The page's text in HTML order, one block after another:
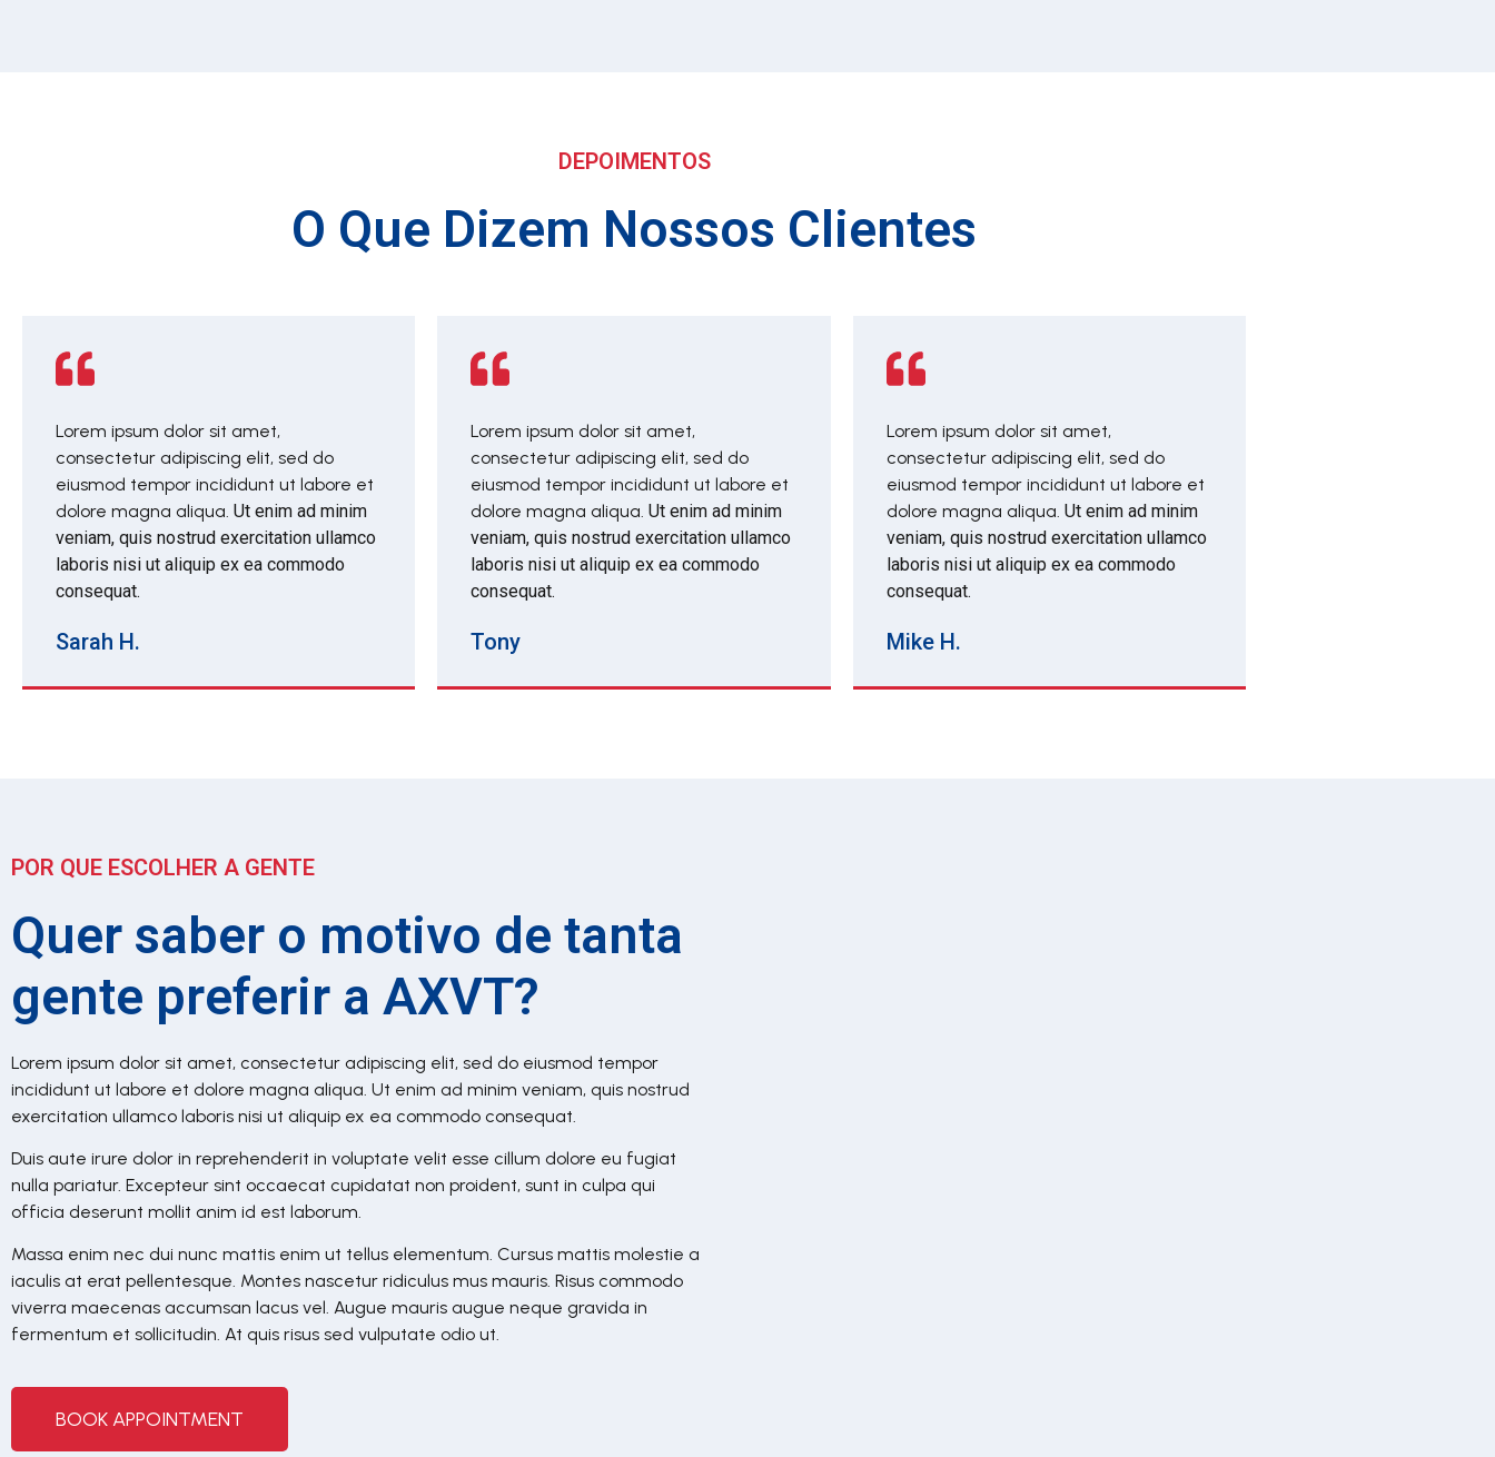
DEPOIMENTOS
O Que Dizem Nossos Clientes
Lorem ipsum dolor sit amet,
consectetur adipiscing elit, sed do
eiusmod tempor incididunt ut labore et
dolore magna aliqua. Ut enim ad minim
veniam, quis nostrud exercitation ullamco
laboris nisi ut aliquip ex ea commodo
consequat.
Sarah H.
Lorem ipsum dolor sit amet,
consectetur adipiscing elit, sed do
eiusmod tempor incididunt ut labore et
dolore magna aliqua.Ut enim ad minim
veniam, quis nostrud exercitation ullamco
laboris nisi ut aliquip ex ea commodo
consequat.
Tony
Lorem ipsum dolor sit amet,
consectetur adipiscing elit, sed do
eiusmod tempor incididunt ut labore et
dolore magna aliqua. Ut enim ad minim
veniam, quis nostrud exercitation ullamco
laboris nisi ut aliquip ex ea commodo
consequat.
Mike H.
POR QUE ESCOLHER A GENTE
Quer saber o motivo de tanta
gente preferir a AXVT?
Lorem ipsum dolor sit amet, consectetur adipiscing elit, sed do eiusmod tempor
incididunt ut labore et dolore magna aliqua. Ut enim ad minim veniam, quis nostrud
exercitation ullamco laboris nisi ut aliquip ex ea commodo consequat.
Duis aute irure dolor in reprehenderit in voluptate velit esse cillum dolore eu fugiat
nulla pariatur. Excepteur sint occaecat cupidatat non proident, sunt in culpa qui
officia deserunt mollit anim id est laborum.
Massa enim nec dui nunc mattis enim ut tellus elementum. Cursus mattis molestie a
iaculis at erat pellentesque. Montes nascetur ridiculus mus mauris. Risus commodo
viverra maecenas accumsan lacus vel. Augue mauris augue neque gravida in
fermentum et sollicitudin. At quis risus sed vulputate odio ut.
BOOK APPOINTMENT